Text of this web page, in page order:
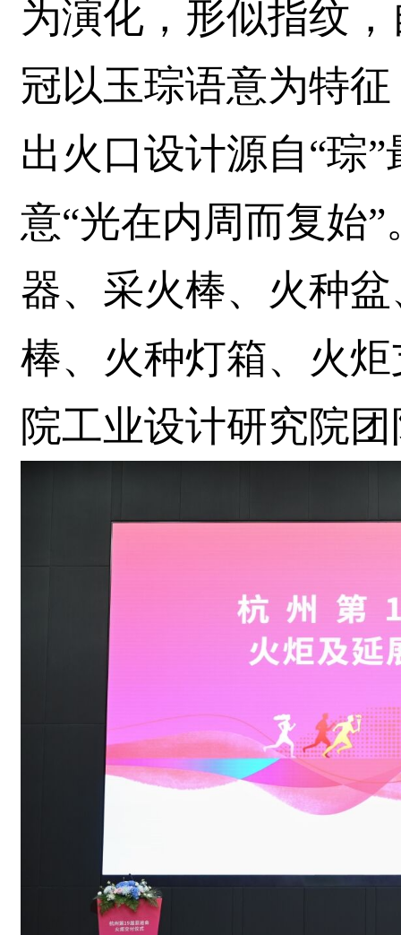
为演化，形似指纹
冠以玉琮语意为特
出火口设计源自“琮
意“光在内周而复始
器、采火棒、火种
棒、火种灯箱、火
院工业设计研究院